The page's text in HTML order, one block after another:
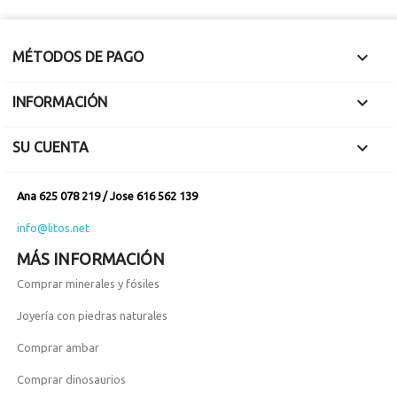
MÉTODOS DE PAGO 
INFORMACIÓN 
SU CUENTA 
Ana 625 078 219 / Jose 616 562 139
info@litos.net
MÁS INFORMACIÓN
Comprar minerales y fósiles
Joyería con piedras naturales
Comprar ambar
Comprar dinosaurios